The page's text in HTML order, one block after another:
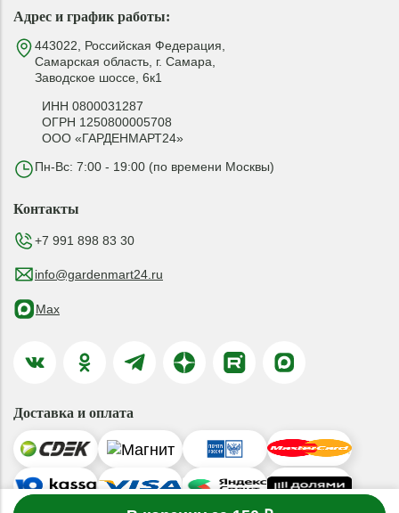
Адрес и график работы:
443022, Российская Федерация,
Самарская область, г. Самара,
Заводское шоссе, 6к1
ИНН 0800031287
ОГРН 1250800005708
ООО «ГАРДЕНМАРТ24»
Пн-Вс: 7:00 - 19:00 (по времени Москвы)
Контакты
+7 991 898 83 30
info@gardenmart24.ru
Max
Доставка и оплата